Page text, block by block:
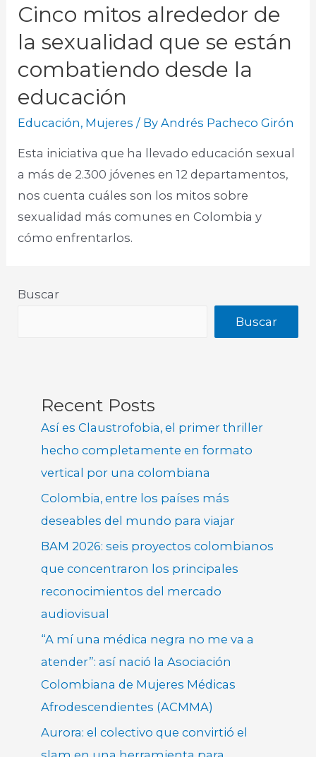
Cinco mitos alrededor de
la sexualidad que se están
combatiendo desde la
educación
Educación, Mujeres / ByAndrés Pacheco Girón
Esta iniciativa que ha llevado educación sexual
a más de 2.300 jóvenes en 12 departamentos,
nos cuenta cuáles son los mitos sobre
sexualidad más comunes en Colombia y
cómo enfrentarlos.
Buscar
Buscar
Recent Posts
Así es Claustrofobia, el primer thriller
hecho completamente en formato
vertical por una colombiana
Colombia, entre los países más
deseables del mundo para viajar
BAM 2026: seis proyectos colombianos
que concentraron los principales
reconocimientos del mercado
audiovisual
“A mí una médica negra no me va a
atender”: así nació la Asociación
Colombiana de Mujeres Médicas
Afrodescendientes (ACMMA)
Aurora: el colectivo que convirtió el